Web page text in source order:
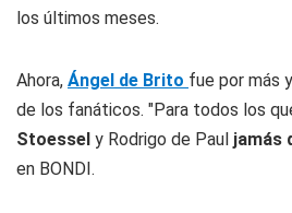
los últimos meses.
Ahora, Ángel de Brito fue por más
de los fanáticos. "Para todos los
Stoessel y Rodrigo de Paul jamás
en BONDI.